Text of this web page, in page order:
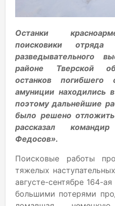
Останки
поисковики
разведывательного
районе Тверской
останков
амуниции находились
поэтому дальнейшие
было решено
рассказал
Федосов».
Поисковые работы
тяжелых
августе-сентябре 164-
большими потерями